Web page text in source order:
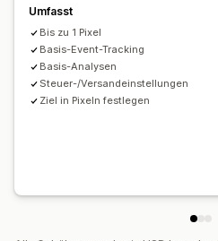
Umfasst
Bis zu 1 Pixel
Basis-Event-Tracking
Basis-Analysen
Steuer-/Versandeinstellungen
Ziel in Pixeln festlegen